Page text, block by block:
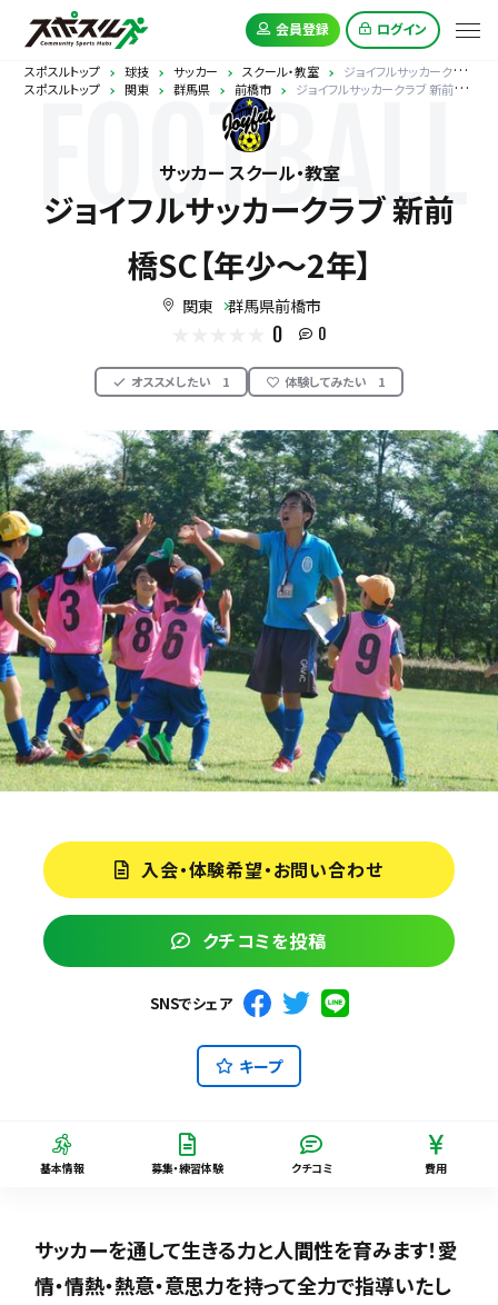
会員登録 ログイン
スポスルトップ 球技 サッカー スクール・教室
ジョイフルサッカークラブ 新前橋SC【年少～2年】
スポスルトップ
関東 群馬県 前橋市 ジョイフルサッカークラブ 新前橋SC【年少～2年】
FOOTBALL
サッカー スクール・教室
ジョイフルサッカークラブ 新前
橋SC【年少～2年】
関東 群馬県前橋市
0 0
オススメしたい 1 体験してみたい 1
入会・体験希望・お問い合わせ
クチコミを投稿
SNSでシェア
キープ
基本情報 募集・練習体験 クチコミ 費用
サッカーを通して生きる力と人間性を育みます！愛
情・情熱・熱意・意思力を持って全力で指導いたし